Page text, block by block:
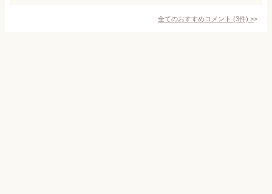
全てのおすすめコメント (3件) >